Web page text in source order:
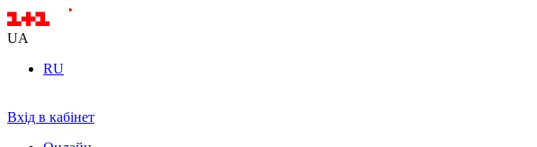
UA
RU
Вхід в кабінет